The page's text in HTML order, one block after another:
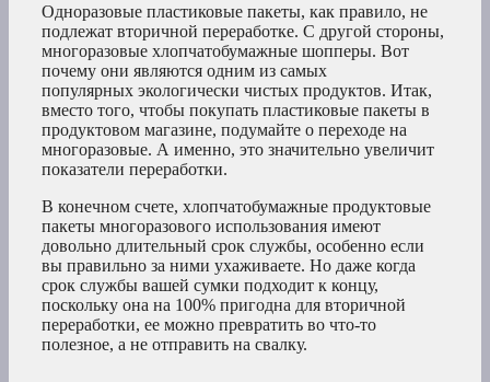
Одноразовые пластиковые пакеты, как правило, не
подлежат вторичной переработке. С другой стороны,
многоразовые хлопчатобумажные шопперы. Вот
почему они являются одним из самых
популярных экологически чистых продуктов. Итак,
вместо того, чтобы покупать пластиковые пакеты в
продуктовом магазине, подумайте о переходе на
многоразовые. А именно, это значительно увеличит
показатели переработки.
В конечном счете, хлопчатобумажные продуктовые
пакеты многоразового использования имеют
довольно длительный срок службы, особенно если
вы правильно за ними ухаживаете. Но даже когда
срок службы вашей сумки подходит к концу,
поскольку она на 100% пригодна для вторичной
переработки, ее можно превратить во что-то
полезное, а не отправить на свалку.